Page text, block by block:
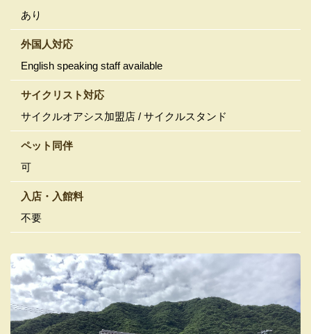
あり
外国人対応
English speaking staff available
サイクリスト対応
サイクルオアシス加盟店 / サイクルスタンド
ペット同伴
可
入店・入館料
不要